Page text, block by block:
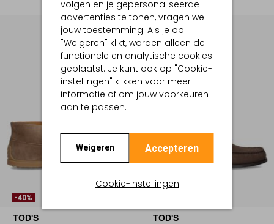
volgen en je gepersonaliseerde
advertenties te tonen, vragen we
jouw toestemming. Als je op
"Weigeren" klikt, worden alleen de
functionele en analytische cookies
geplaatst. Je kunt ook op "Cookie-
instellingen" klikken voor meer
informatie of om jouw voorkeuren
aan te passen.
Weigeren Accepteren
Cookie-instellingen
-40%
TOD'S TOD'S